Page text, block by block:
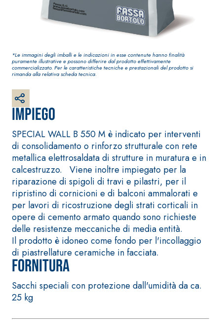
Impiego
SPECIAL WALL B 550 M è indicato per interventi
di consolidamento o rinforzo strutturale con rete
metallica elettrosaldata di strutture in muratura e in
calcestruzzo. Viene inoltre impiegato per la
riparazione di spigoli di travi e pilastri, per il
ripristino di cornicioni e di balconi ammalorati e
per lavori di ricostruzione degli strati corticali in
opere di cemento armato quando sono richieste
delle resistenze meccaniche di media entità.
Il prodotto è idoneo come fondo per l'incollaggio
di piastrellature ceramiche in facciata.
Fornitura
Sacchi speciali con protezione dall'umidità da ca.
25 kg
*Le immagini degli imballi e le indicazioni in esse contenute hanno finalità
puramente illustrative e possono differire dal prodotto effettivamente
commercializzato. Per le caratteristiche tecniche e prestazionali del prodotto si
rimanda alla relativa scheda tecnica.
a base di calce aerea,
per interni ed esterni
Sistema RIPRISTINO DEL
CALCESTRUZZO
PRODOTTI TIXOTROPICI
GEOACTIVE R4 40
Malta rapida
contenente speciali
leganti
solfatoresistenti,
polimero-modificata,
tixotropica,
fibrorinforzata, per la
passivazione,
riparazione, rasatura
e protezione di
strutture in
Sistema POSA
E RIVESTIMENTI
FASSAFLOOR –
DI POSA
FASSAFLOOR LA
Lisciatura
autolivellante a
di anidrite e
ad alta
termica per la
realizzazione di
massetti radianti a
ambienti interni.